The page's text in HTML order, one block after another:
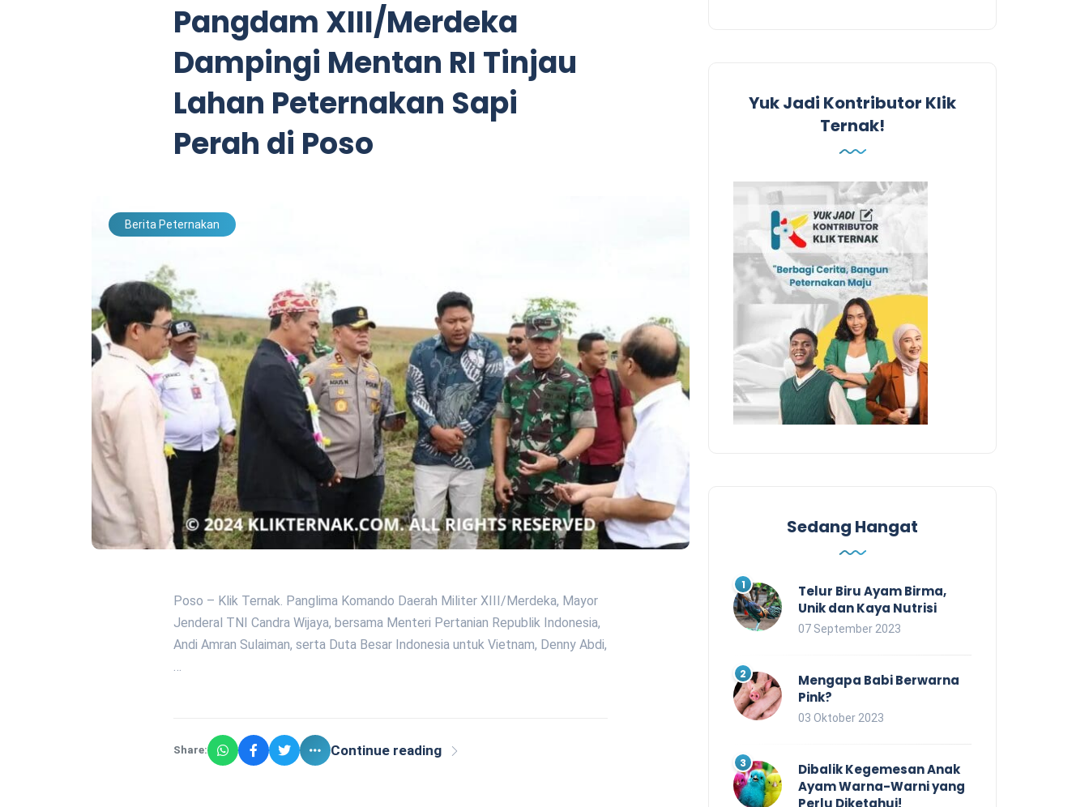
Pangdam XIII/Merdeka
Dampingi Mentan RI Tinjau
Lahan Peternakan Sapi
Perah di Poso
Berita Peternakan
Poso – Klik Ternak. Panglima Komando Daerah Militer XIII/Merdeka, Mayor
Jenderal TNI Candra Wijaya, bersama Menteri Pertanian Republik Indonesia,
Andi Amran Sulaiman, serta Duta Besar Indonesia untuk Vietnam, Denny Abdi,
Share: Continue reading
Yuk Jadi Kontributor Klik
Ternak!
Sedang Hangat
Telur Biru Ayam Birma,
Unik dan Kaya Nutrisi
07 September 2023
Mengapa Babi Berwarna
Pink?
03 Oktober 2023
Dibalik Kegemesan Anak
Ayam Warna-Warni yang
Perlu Diketahui!